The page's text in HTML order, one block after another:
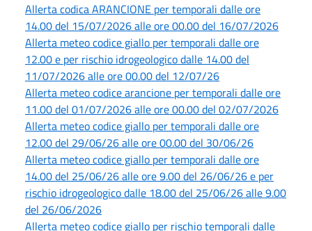
Allerta codica ARANCIONE per temporali dalle ore
14.00 del 15/07/2026 alle ore 00.00 del 16/07/2026
Allerta meteo codice giallo per temporali dalle ore
12.00 e per rischio idrogeologico dalle 14.00 del
11/07/2026 alle ore 00.00 del 12/07/26
Allerta meteo codice arancione per temporali dalle ore
11.00 del 01/07/2026 alle ore 00.00 del 02/07/2026
Allerta meteo codice giallo per temporali dalle ore
12.00 del 29/06/26 alle ore 00.00 del 30/06/26
Allerta meteo codice giallo per temporali dalle ore
14.00 del 25/06/26 alle ore 9.00 del 26/06/26 e per
rischio idrogeologico dalle 18.00 del 25/06/26 alle 9.00
del 26/06/2026
Allerta meteo codice giallo per rischio temporali dalle